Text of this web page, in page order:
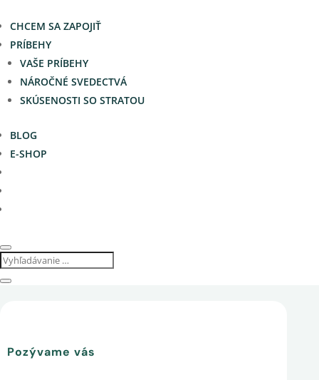
CHCEM SA ZAPOJIŤ
PRÍBEHY
VAŠE PRÍBEHY
NÁROČNÉ SVEDECTVÁ
SKÚSENOSTI SO STRATOU
BLOG
E-SHOP
Pozývame vás